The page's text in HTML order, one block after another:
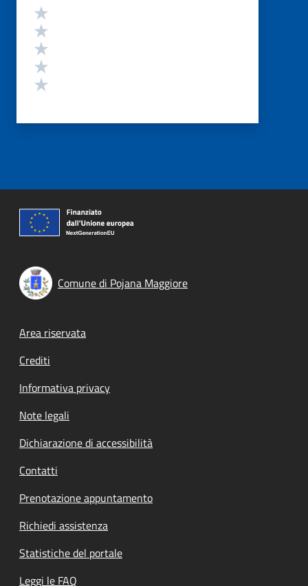
Valutazione
Comune di Pojana Maggiore
Footer menu
Area riservata
Crediti
Informativa privacy
Note legali
Dichiarazione di accessibilità
Contatti
Prenotazione appuntamento
Richiedi assistenza
Statistiche del portale
Leggi le FAQ